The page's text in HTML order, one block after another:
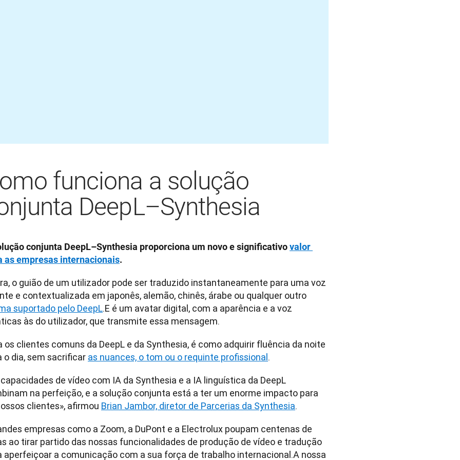
funciona a solução
DeepL–Synthesia
conjunta DeepL–Synthesia proporciona um novo e significativo valor
as empresas internacionais.
o guião de um utilizador pode ser traduzido instantaneamente para uma voz
suportado pelo DeepL.E é um avatar digital, com a aparência e a voz
às do utilizador, que transmite essa mensagem.
os clientes comuns da DeepL e da Synthesia, é como adquirir fluência da noite
o dia, sem sacrificar as nuances, o tom ou o requinte profissional.
de vídeo com IA da Synthesia e a IA linguística da DeepL
na perfeição, e a solução conjunta está a ter um enorme impacto para
clientes», afirmou Brian Jambor, diretor de Parcerias da Synthesia.
empresas como a Zoom, a DuPont e a Electrolux poupam centenas de
ao tirar partido das nossas funcionalidades de produção de vídeo e tradução
aperfeiçoar a comunicação com a sua força de trabalho internacional.A nossa